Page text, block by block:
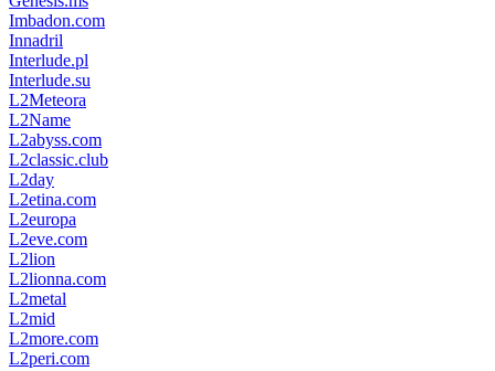
Imbadon.com
Innadril
Interlude.pl
Interlude.su
L2Meteora
L2Name
L2abyss.com
L2classic.club
L2day
L2etina.com
L2europa
L2eve.com
L2lion
L2lionna.com
L2metal
L2mid
L2more.com
L2peri.com